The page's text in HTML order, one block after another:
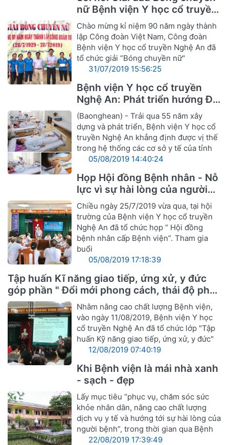
nữ Bệnh viện Y học cổ truyền
Nghệ An
Chào mừng kỉ niệm 90 năm ngày thành
lập Công đoàn Việt Nam, Công đoàn
Bệnh viện Y học cổ truyền Nghệ An đã
tổ chức giải “Bóng chuyền nữ"
31/07/2019 15:56:25
Bệnh viện Y học cổ truyền
Nghệ An: Phát triển hướng Đa
khoa Y, Dược cổ truyền
(Baonghean) - Trải qua 55 năm xây
dựng và phát triển, Bệnh viện Y học cổ
truyền Nghệ An khẳng định được vị thế
trong hệ thống các cơ sở y tế của tỉnh
05/08/2019 14:40:24
Họp Hội đồng Bệnh nhân - Nỗ
lực vì sự hài lòng của người
bệnh
Chiều ngày 25/7/2019 vừa qua, tại hội
trường của Bệnh viện Y học cổ truyền
Nghệ An đã tổ chức họp “ Hội đồng
bệnh nhân cấp Bệnh viện”. Tham gia
buổi
05/08/2019 17:18:39
Tập huấn Kĩ năng giao tiếp, ứng xử, y đức
góp phần " Đổi mới phong cách, thái độ phục
vụ cán bộ ngành Y hướng tới sự hài lòng
người bệnh"
Nhằm nâng cao chất lượng Bệnh viện,
vào ngày 11/08/2019, Bệnh viện Y học
cổ truyền Nghệ An đã tổ chức lớp "Tập
huấn Kỹ năng giao tiếp, ứng xử, y đức"
12/08/2019 07:40:19
Khi Bệnh viện là mái nhà xanh
- sạch - đẹp
Lấy mục tiêu “phục vụ, chăm sóc sức
khỏe nhân dân, nâng cao chất lượng
dịch vụ y tế và hướng tới sự hài lòng của
người bệnh”, trong thời gian qua Bệnh
22/08/2019 17:39:49